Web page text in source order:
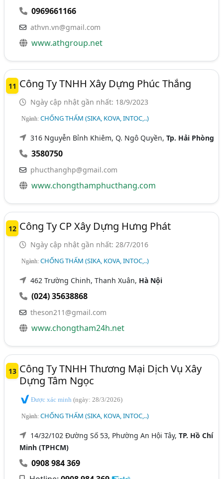
0969661166
athvn.vn@gmail.com
www.athgroup.net
11 Công Ty TNHH Xây Dựng Phúc Thắng
Ngày cập nhật gần nhất: 18/9/2023
Ngành:CHỐNG THẤM (SIKA, KOVA, INTOC,..)
316 Nguyễn Bỉnh Khiêm, Q. Ngô Quyền,Tp. Hải Phòng
3580750
phucthanghp@gmail.com
www.chongthamphucthang.com
12 Công Ty CP Xây Dựng Hưng Phát
Ngày cập nhật gần nhất: 28/7/2016
Ngành:CHỐNG THẤM (SIKA, KOVA, INTOC,..)
462 Trường Chinh, Thanh Xuân, Hà Nội
(024) 35638868
theson211@gmail.com
www.chongtham24h.net
13 Công Ty TNHH Thương Mại Dịch Vụ Xây
Dựng Tâm Ngọc
Được xác minh(ngày: 28/3/2026)
Ngành:CHỐNG THẤM (SIKA, KOVA, INTOC,..)
14/32/102 Đường Số 53, Phường An Hội Tây,TP. Hồ Chí
Minh (TPHCM)
0908 984 369